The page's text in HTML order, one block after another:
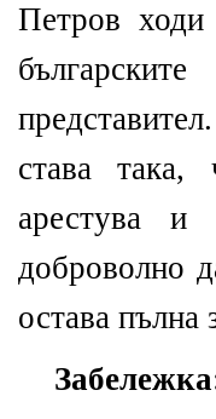
Петров ходи
става така,
арестува и
доброволно
остава пълна